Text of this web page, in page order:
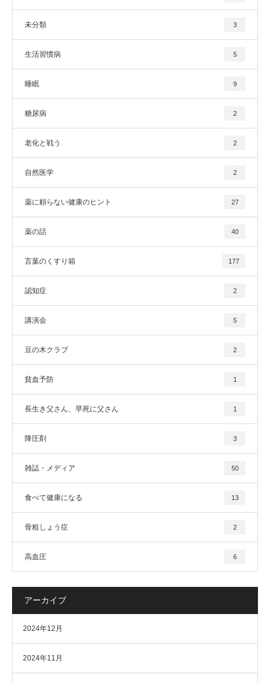
未分類 3
生活習慣病 5
睡眠 9
糖尿病 2
老化と戦う 2
自然医学 2
薬に頼らない健康のヒント 27
薬の話 40
言葉のくすり箱 177
認知症 2
講演会 5
豆の木クラブ 2
貧血予防 1
長生き父さん、早死に父さん 1
降圧剤 3
雑誌・メディア 50
食べて健康になる 13
骨粗しょう症 2
高血圧 6
アーカイブ
2024年12月
2024年11月